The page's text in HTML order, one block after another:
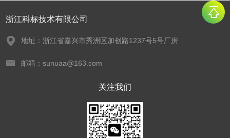
浙江科标技术有限公司
地址：浙江省嘉兴市秀洲区加创路1237号5号厂房
邮箱：sunuaa@163.com
关注我们